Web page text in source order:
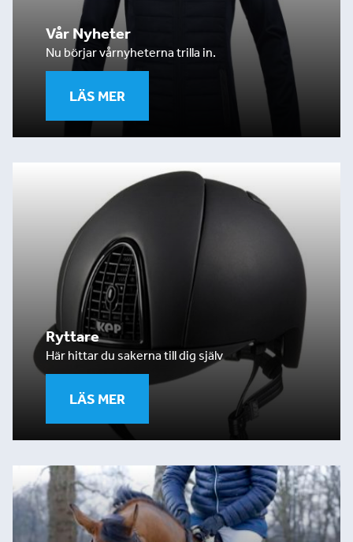
Vår Nyheter
Nu börjar vårnyheterna trilla in.
LÄS MER
Ryttare
Här hittar du sakerna till dig själv
LÄS MER